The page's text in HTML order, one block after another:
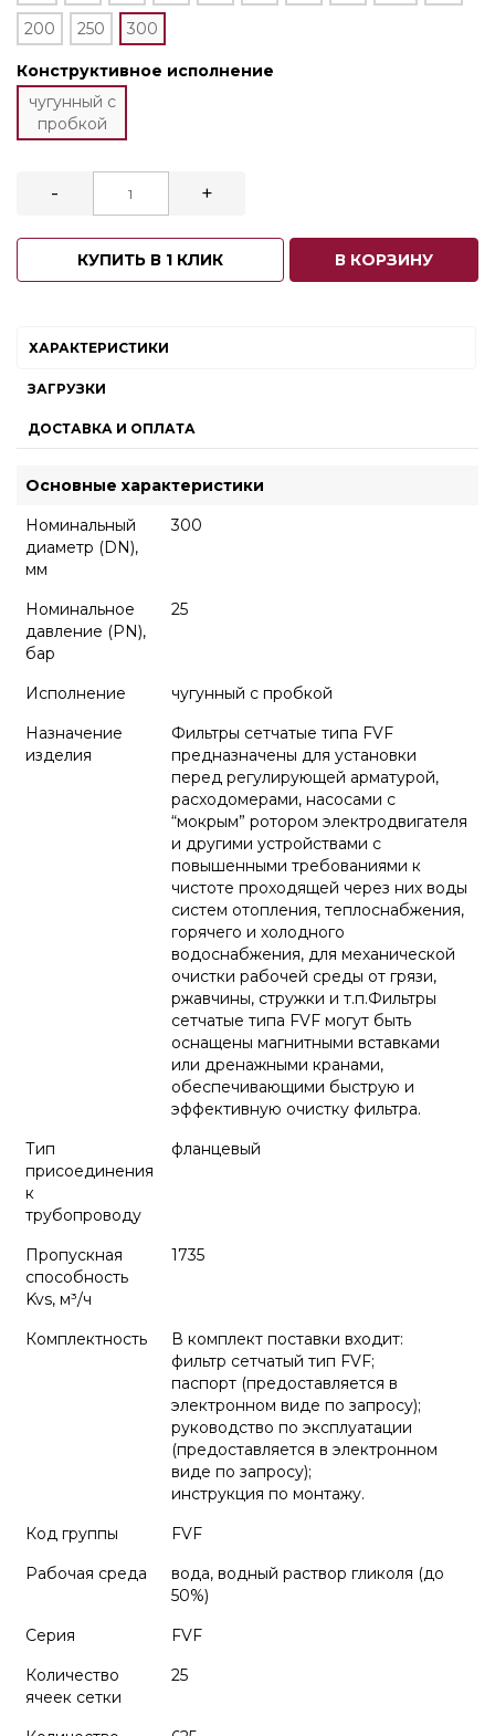
200
250 300
Конструктивное исполнение
чугунный с
пробкой
- +
КУПИТЬ В 1 КЛИК В КОРЗИНУ
ХАРАКТЕРИСТИКИ
ЗАГРУЗКИ
ДОСТАВКА И ОПЛАТА
Основные характеристики
Номинальный
диаметр (DN),
мм
300
Номинальное
давление (PN),
бар
25
Исполнение
чугунный с пробкой
Назначение
изделия
Фильтры сетчатые типа FVF
предназначены для установки
перед регулирующей арматурой,
расходомерами, насосами с
“мокрым” ротором электродвигателя
и другими устройствами с
повышенными требованиями к
чистоте проходящей через них воды
систем отопления, теплоснабжения,
горячего и холодного
водоснабжения, для механической
очистки рабочей среды от грязи,
ржавчины, стружки и т.п.Фильтры
сетчатые типа FVF могут быть
оснащены магнитными вставками
или дренажными кранами,
обеспечивающими быструю и
эффективную очистку фильтра.
Тип
присоединения
к
трубопроводу
фланцевый
Пропускная
способность
Kvs, м³/ч
1735
Комплектность
В комплект поставки входит:
фильтр сетчатый тип FVF;
паспорт (предоставляется в
электронном виде по запросу);
руководство по эксплуатации
(предоставляется в электронном
виде по запросу);
инструкция по монтажу.
Код группы
FVF
Рабочая среда
вода, водный раствор гликоля (до
50%)
Серия
FVF
Количество
ячеек сетки
25